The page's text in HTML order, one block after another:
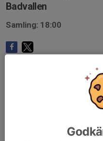
Badvallen
Samling: 18:00